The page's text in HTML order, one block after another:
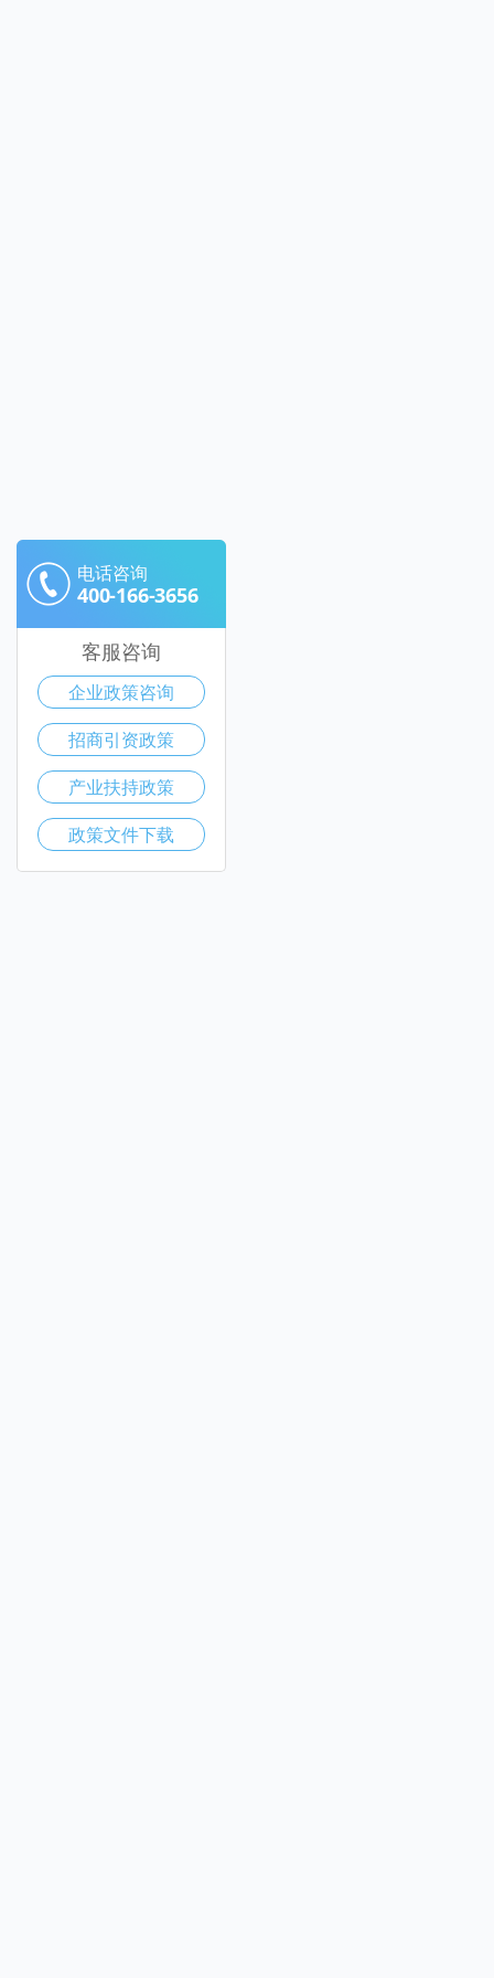
电话咨询
400-166-3656
客服咨询
企业政策咨询
招商引资政策
产业扶持政策
政策文件下载